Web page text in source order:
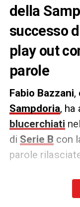
della
successo
play out
parole
Fabio Bazzani,
Sampdoria, ha
blucerchiati
di Serie B con
parole
ma non